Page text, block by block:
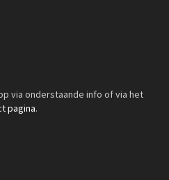
via onderstaande info of via het
pagina.